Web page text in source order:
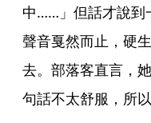
中……」但話才說到
聲音戛然而止，硬
去。部落客直言，
句話不太舒服，所